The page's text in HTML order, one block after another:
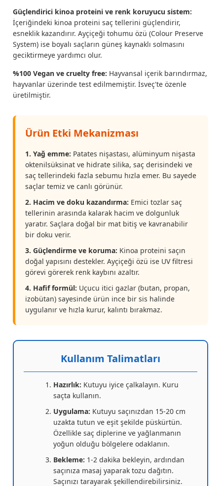
Güçlendirici kinoa proteini ve renk koruyucu sistem:
İçeriğindeki kinoa proteini saç tellerini güçlendirir,
esneklik kazandırır. Ayçiçeği tohumu özü (Colour Preserve
System) ise boyalı saçların güneş kaynaklı solmasını
geciktirmeye yardımcı olur.
%100 Vegan ve cruelty free: Hayvansal içerik barındırmaz,
hayvanlar üzerinde test edilmemiştir. İsveç'te özenle
üretilmiştir.
Ürün Etki Mekanizması
1. Yağ emme: Patates nişastası, alüminyum nişasta
oktenilsüksinat ve hidrate silika, saç derisindeki ve
saç tellerindeki fazla sebumu hızla emer. Bu sayede
saçlar temiz ve canlı görünür.
2. Hacim ve doku kazandırma: Emici tozlar saç
tellerinin arasında kalarak hacim ve dolgunluk
yaratır. Saçlara doğal bir mat bitiş ve kavranabilir
bir doku verir.
3. Güçlendirme ve koruma: Kinoa proteini saçın
doğal yapısını destekler. Ayçiçeği özü ise UV filtresi
görevi görerek renk kaybını azaltır.
4. Hafif formül: Uçucu itici gazlar (butan, propan,
izobütan) sayesinde ürün ince bir sis halinde
uygulanır ve hızla kurur, kalıntı bırakmaz.
Kullanım Talimatları
Hazırlık: Kutuyu iyice çalkalayın. Kuru
saçta kullanın.
Uygulama: Kutuyu saçınızdan 15-20 cm
uzakta tutun ve eşit şekilde püskürtün.
Özellikle saç diplerine ve yağlanmanın
yoğun olduğu bölgelere odaklanın.
Bekleme: 1-2 dakika bekleyin, ardından
saçınıza masaj yaparak tozu dağıtın.
Saçınızı tarayarak şekillendirebilirsiniz.